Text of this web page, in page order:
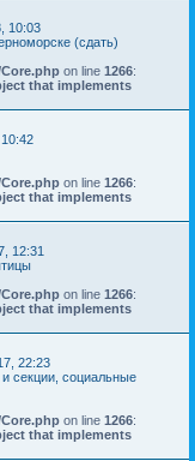
10:03
(сдать)
on line 1266:
that implements
on line 1266:
that implements
12:31
on line 1266:
that implements
22:23
и секции, социальные
on line 1266:
that implements